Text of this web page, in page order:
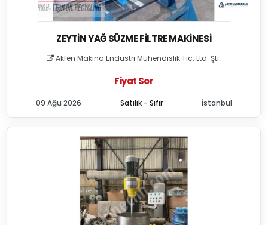
ZEYTIN YAĞ SÜZME FILTRE MAKINESI
Akfen Makina Endüstri Mühendislik Tic. Ltd. Şti.
Fiyat Sor
Satılık - Sıfır
09 Ağu 2026 İstanbul